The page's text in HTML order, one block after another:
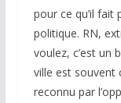
pour ce qu’il
politique. RN,
voulez, c’est un
ville est souvent
reconnu par